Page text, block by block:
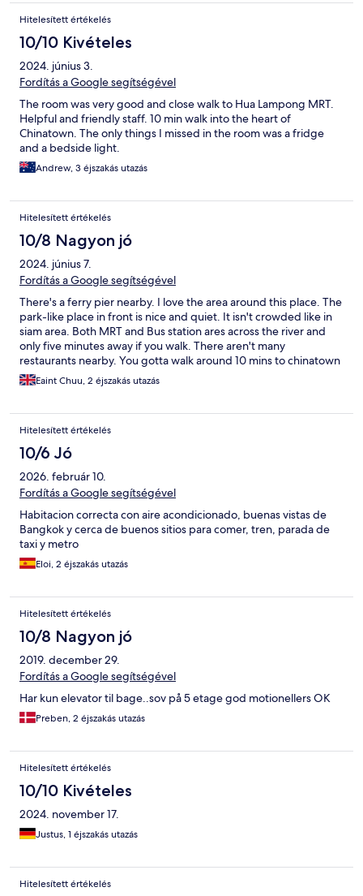
Hitelesített értékelés
10/10 Kivételes
2024. június 3.
Fordítás a Google segítségével
The room was very good and close walk to Hua Lampong MRT.
Helpful and friendly staff. 10 min walk into the heart of
Chinatown. The only things I missed in the room was a fridge
and a bedside light.
Andrew, 3 éjszakás utazás
Hitelesített értékelés
10/8 Nagyon jó
2024. június 7.
Fordítás a Google segítségével
There's a ferry pier nearby. I love the area around this place. The
park-like place in front is nice and quiet. It isn't crowded like in
siam area. Both MRT and Bus station ares across the river and
only five minutes away if you walk. There aren't many
restaurants nearby. You gotta walk around 10 mins to chinatown
for food. The place can be considered "not bad" at this price
range. It's more like a hostel with separate rooms. There's a
too. You can use the fridge, refill your water and even cook
there; they provide with full utensils. They don't provide with
toothbrush and toothpaste, but hairdryer, shower gel, shampoo
and towel. The room isn't that spacious but it's not a problem for
us. It's a five storey building and you can only use stairs. There's
an elevator but it's only for luggages. The elevator didn't work
stairs. The owner is quite kind and friendly. She gave us some
advice on transportation when we got there. Overall, this place
would be a good choice if you're traveling on budget with your
friends. You can't be too loud though, because the walls are
Eaint Chuu, 2 éjszakás utazás
Hitelesített értékelés
10/6 Jó
2026. február 10.
Fordítás a Google segítségével
Habitacion correcta con aire acondicionado, buenas vistas de
Bangkok y cerca de buenos sitios para comer, tren, parada de
taxi y metro
Eloi, 2 éjszakás utazás
Hitelesített értékelés
10/8 Nagyon jó
2019. december 29.
Fordítás a Google segítségével
Har kun elevator til bage..sov på 5 etage god motionellers OK
Preben, 2 éjszakás utazás
Hitelesített értékelés
10/10 Kivételes
2024. november 17.
Justus, 1 éjszakás utazás
Hitelesített értékelés